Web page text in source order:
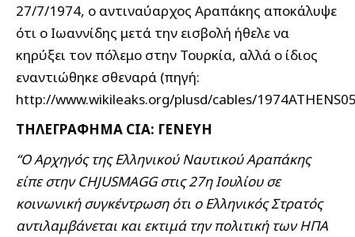
27/7/1974, ο αντιναύαρχος Αραπάκης αποκάλυψε
ότι ο Ιωαννίδης μετά την εισβολή ήθελε να
κηρύξει τον πόλεμο στην Τουρκία, αλλά ο ίδιος
εναντιώθηκε σθεναρά (πηγή:
http://www.wikileaks.org/plusd/cables/
ΤΗΛΕΓΡΑΦΗΜΑ CIA: ΓΕΝΕΥΗ
“Ο Αρχηγός της Ελληνικού Ναυτικού Αραπάκης
είπε στην CHJUSMAGG στις 27η Ιουλίου σε
κοινωνική συγκέντρωση ότι ο Ελληνικός Στρατός
αντιλαμβάνεται και εκτιμά την πολιτική των ΗΠΑ